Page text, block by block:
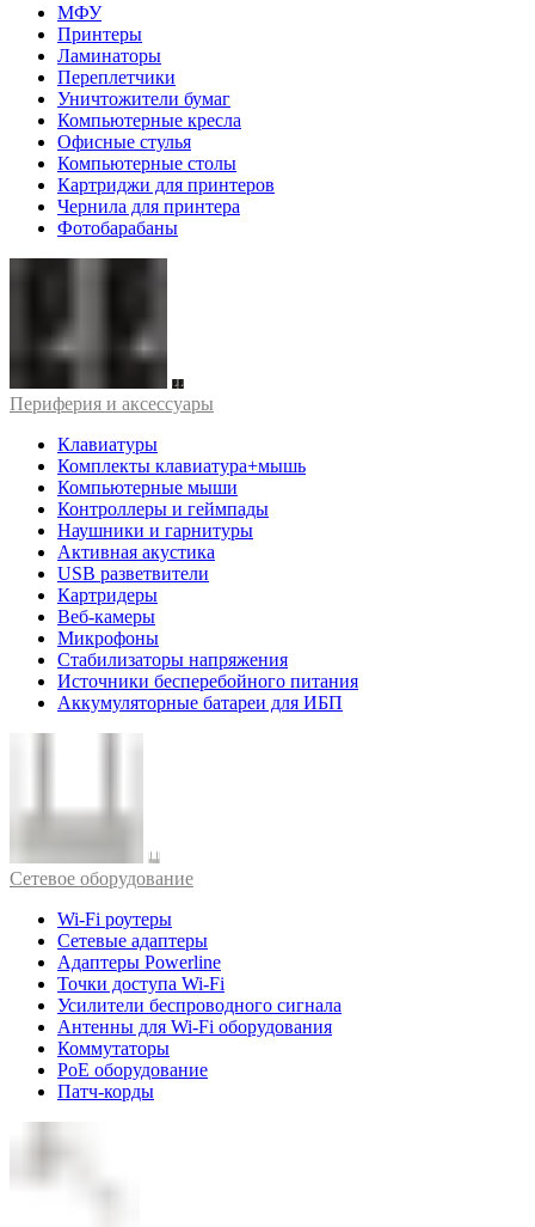
МФУ
Принтеры
Ламинаторы
Переплетчики
Уничтожители бумаг
Компьютерные кресла
Офисные стулья
Компьютерные столы
Картриджи для принтеров
Чернила для принтера
Фотобарабаны
Периферия и аксессуары
Клавиатуры
Комплекты клавиатура+мышь
Компьютерные мыши
Контроллеры и геймпады
Наушники и гарнитуры
Активная акустика
USB разветвители
Картридеры
Веб-камеры
Микрофоны
Стабилизаторы напряжения
Источники бесперебойного питания
Аккумуляторные батареи для ИБП
Cетевое оборудование
Wi-Fi роутеры
Сетевые адаптеры
Адаптеры Powerline
Точки доступа Wi-Fi
Усилители беспроводного сигнала
Антенны для Wi-Fi оборудования
Коммутаторы
PoE оборудование
Патч-корды